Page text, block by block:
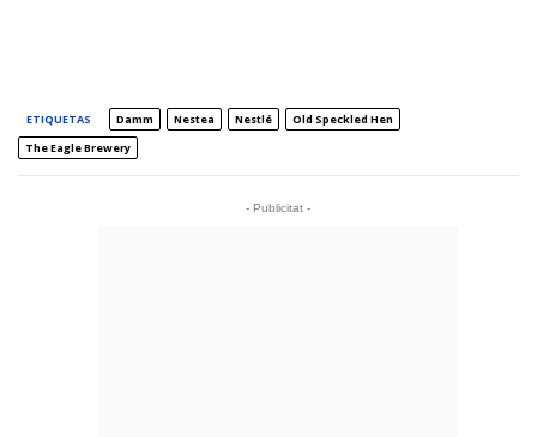
ETIQUETAS Damm Nestea Nestlé
Old Speckled Hen
The Eagle Brewery
- Publicitat -